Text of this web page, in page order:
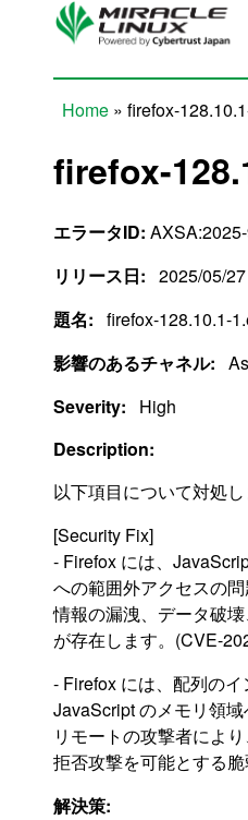
Skip to main content
Home » firefox-
firefox-
エラータID:
リリース日: 2025/05/
題名: firefox-128.10.1-
影響のあるチャネル:
Severity:
High
Description:
以下項目について対処し
[Security Fix]
- Firefox には、
への範囲外アクセスの
情報の漏洩、データ破
が存在します。(CVE-
- Firefox には、配列の
JavaScript のメモリ領
リモートの攻撃者によ
拒否攻撃を可能とする
解決策: